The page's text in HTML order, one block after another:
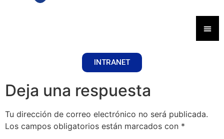
INTRANET
Deja una respuesta
Tu dirección de correo electrónico no será publicada.
Los campos obligatorios están marcados con *